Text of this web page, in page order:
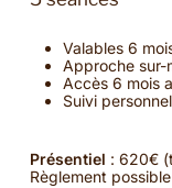
Valables 6
Approche sur-
Accès 6 mois
Suivi personnel
Présentiel : 620€
Règlement